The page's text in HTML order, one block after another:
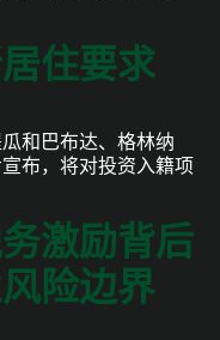
住要求
和巴布达、格林纳
布，将对投资入籍项
激励背后
险边界